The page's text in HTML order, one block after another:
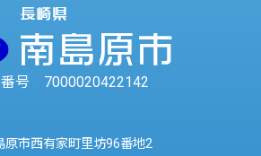
号 7000020422142
市西有家町里坊96番地2